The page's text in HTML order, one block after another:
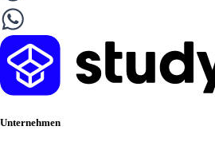
Unternehmen